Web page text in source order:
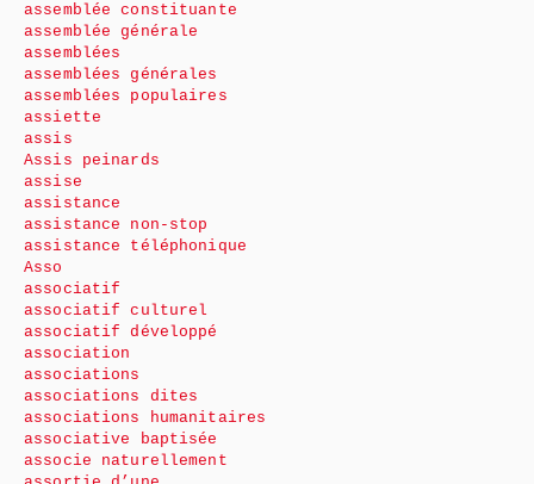
assemblée constituante
assemblée générale
assemblées
assemblées générales
assemblées populaires
assiette
assis
Assis peinards
assise
assistance
assistance non-stop
assistance téléphonique
Asso
associatif
associatif culturel
associatif développé
association
associations
associations dites
associations humanitaires
associative baptisée
associe naturellement